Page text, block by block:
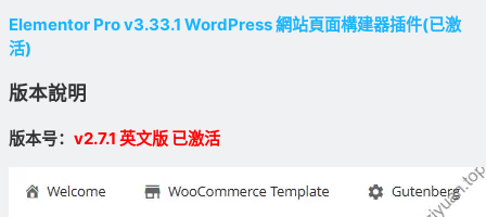
Elementor Pro v3.33.1 WordPress 網站頁面構建器插件(已激
活)
版本說明
版本号： v2.7.1 英文版 已激活